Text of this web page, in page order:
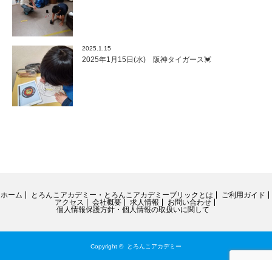
2025.1.15
2025年1月15日(水) 阪神タイガース💓
ホーム とろんこアカデミー・とろんこアカデミーブリックとは
ご利用ガイド
アクセス
会社概要 求人情報
お問い合わせ
個人情報保護方針・個人情報の取扱いに関して
Copyright © とろんこアカデミー